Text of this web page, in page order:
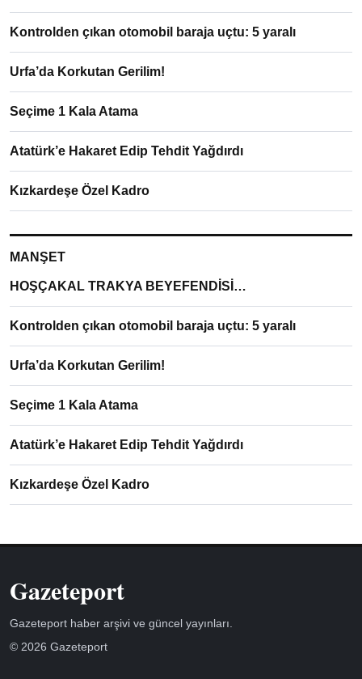
Kontrolden çıkan otomobil baraja uçtu: 5 yaralı
Urfa’da Korkutan Gerilim!
Seçime 1 Kala Atama
Atatürk’e Hakaret Edip Tehdit Yağdırdı
Kızkardeşe Özel Kadro
MANŞET
HOŞÇAKAL TRAKYA BEYEFENDİSİ…
Kontrolden çıkan otomobil baraja uçtu: 5 yaralı
Urfa’da Korkutan Gerilim!
Seçime 1 Kala Atama
Atatürk’e Hakaret Edip Tehdit Yağdırdı
Kızkardeşe Özel Kadro
Gazeteport
Gazeteport haber arşivi ve güncel yayınları.
© 2026 Gazeteport